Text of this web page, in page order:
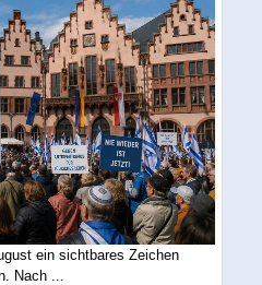
ein sichtbares Zeichen
Nach ...